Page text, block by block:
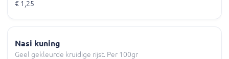
€ 1,25
Nasi kuning
Geel gekleurde kruidige rijst. Per 100gr